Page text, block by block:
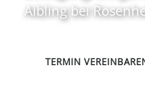
Aibling bei
TERMIN